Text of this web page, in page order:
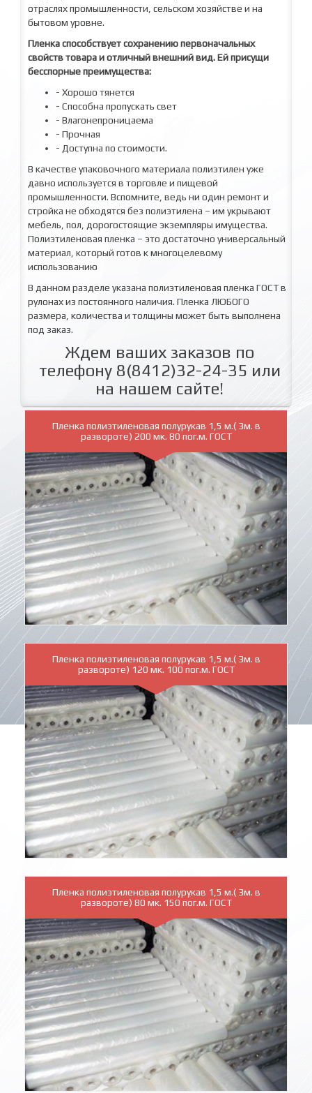
отраслях промышленности, сельском хозяйстве и на
бытовом уровне.
Пленка способствует сохранению первоначальных
свойств товара и отличный внешний вид. Ей присущи
бесспорные преимущества:
- Хорошо тянется
- Способна пропускать свет
- Влагонепроницаема
- Прочная
- Доступна по стоимости.
В качестве упаковочного материала полиэтилен уже
давно используется в торговле и пищевой
промышленности. Вспомните, ведь ни один ремонт и
стройка не обходятся без полиэтилена – им укрывают
мебель, пол, дорогостоящие экземпляры имущества.
Полиэтиленовая пленка – это достаточно универсальный
материал, который готов к многоцелевому
использованию
В данном разделе указана полиэтиленовая пленка ГОСТ в
рулонах из постоянного наличия. Пленка ЛЮБОГО
размера, количества и толщины может быть выполнена
под заказ.
Ждем ваших заказов по
телефону 8(8412)32-24-35 или
на нашем сайте!
Пленка полиэтиленовая полурукав 1,5 м.( 3м. в
развороте) 200 мк. 80 пог.м. ГОСТ
Пленка полиэтиленовая полурукав 1,5 м.( 3м. в
развороте) 120 мк. 100 пог.м. ГОСТ
Пленка полиэтиленовая полурукав 1,5 м.( 3м. в
развороте) 80 мк. 150 пог.м. ГОСТ